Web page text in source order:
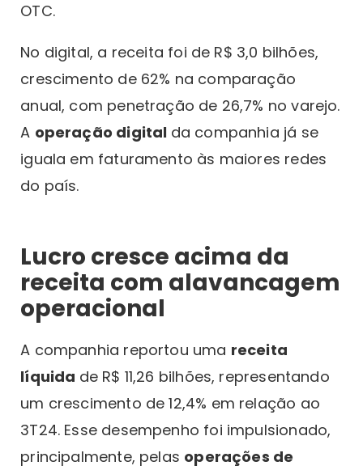
OTC.
No digital, a receita foi de R$ 3,0 bilhões,
crescimento de 62% na comparação
anual, com penetração de 26,7% no varejo.
A operação digital da companhia já se
iguala em faturamento às maiores redes
do país.
Lucro cresce acima da
receita com alavancagem
operacional
A companhia reportou uma receita
líquida de R$ 11,26 bilhões, representando
um crescimento de 12,4% em relação ao
3T24. Esse desempenho foi impulsionado,
principalmente, pelas operações de